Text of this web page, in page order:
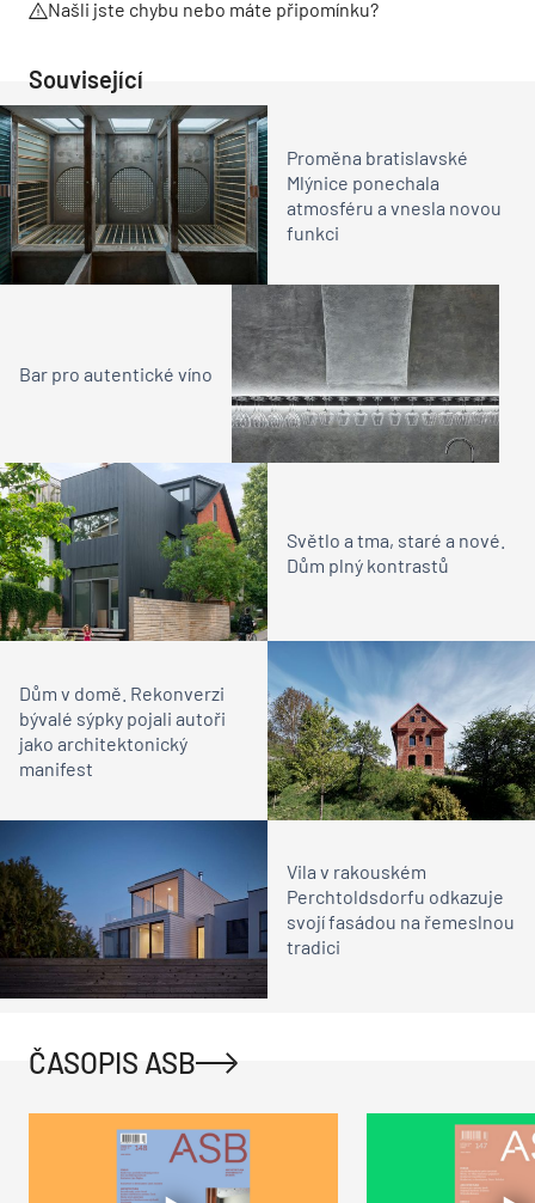
Našli jste chybu nebo máte připomínku?
Související
Proměna bratislavské
Mlýnice ponechala
atmosféru a vnesla novou
funkci
Bar pro autentické víno
Světlo a tma, staré a nové.
Dům plný kontrastů
Dům v domě. Rekonverzi
bývalé sýpky pojali autoři
jako architektonický
manifest
Vila v rakouském
Perchtoldsdorfu odkazuje
svojí fasádou na řemeslnou
tradici
ČASOPIS ASB